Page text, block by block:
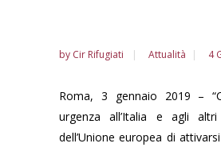
by Cir Rifugiati Attualità 4
Roma, 3 gennaio 2019 –
urgenza all’Italia e agli
dell’Unione europea di